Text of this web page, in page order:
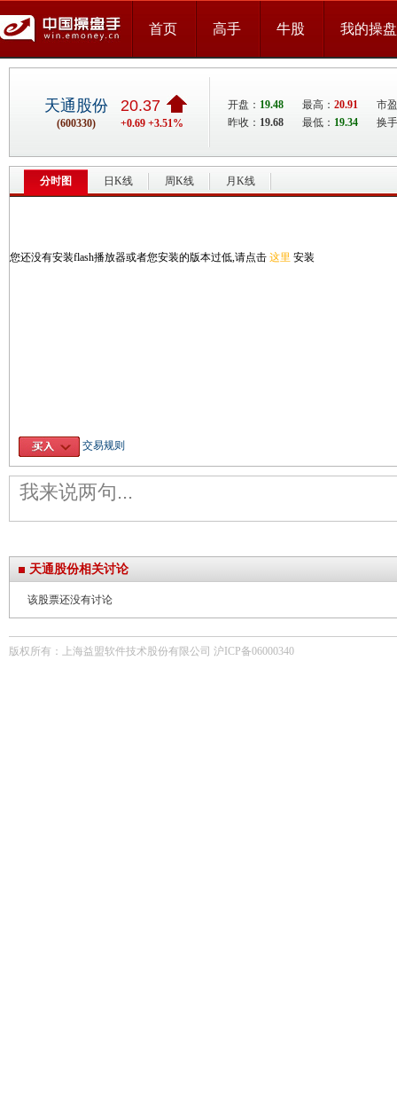
首页 高手 牛股 我的操
天通股份
(600330)
20.37
+0.69 +3.51%
开盘： 19.48 最高： 20.91
市
昨收： 19.68 最低： 19.34 换
分时图 日K线 周K线 月K线
您还没有安装flash播放器或者您安装的版本过低,请点击 这里 安装
交易规则
天通股份相关讨论
该股票还没有讨论
版权所有：上海益盟软件技术股份有限公司 沪ICP备06000340